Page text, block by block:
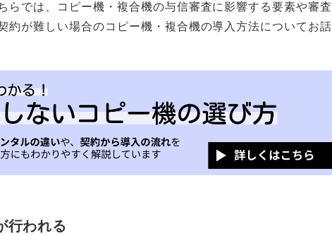
らでは、コピー機・複合機の与信審査に影響する要素や審査
約が難しい場合のコピー機・複合機の導入方法についてお話
行われる